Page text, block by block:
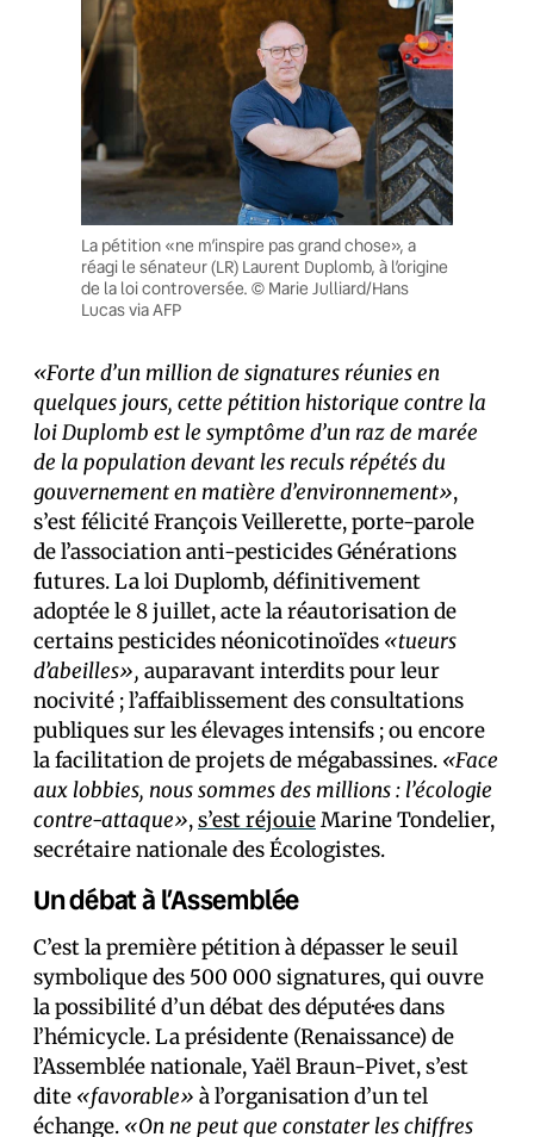
La pétition «ne m’inspire pas grand chose», a
réagi le sénateur (LR) Laurent Duplomb, à l’origine
de la loi controversée. © Marie Julliard/Hans
Lucas via AFP
«Forte d’un million de signatures réunies en
quelques jours, cette pétition historique contre la
loi Duplomb est le symptôme d’un raz de marée
de la population devant les reculs répétés du
gouvernement en matière d’environnement»,
s’est félicité François Veillerette, porte-parole
de l’association anti-pesticides Générations
futures. La loi Duplomb, définitivement
adoptée le 8 juillet, acte la réautorisation de
certains pesticides néonicotinoïdes «tueurs
d’abeilles», auparavant interdits pour leur
nocivité ; l’affaiblissement des consultations
publiques sur les élevages intensifs ; ou encore
la facilitation de projets de mégabassines. «Face
aux lobbies, nous sommes des millions : l’écologie
contre-attaque»,s’est réjouieMarine Tondelier,
secrétaire nationale des Écologistes.
Un débat à l’Assemblée
C’est la première pétition à dépasser le seuil
symbolique des 500 000 signatures, qui ouvre
la possibilité d’un débat des député·es dans
l’hémicycle. La présidente (Renaissance) de
l’Assemblée nationale, Yaël Braun-Pivet, s’est
dite «favorable» à l’organisation d’un tel
échange. «On ne peut que constater les chiffres